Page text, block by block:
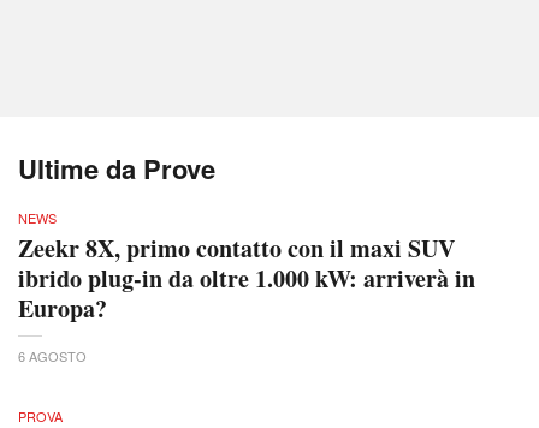
Ultime da Prove
NEWS
Zeekr 8X, primo contatto con il maxi SUV
ibrido plug-in da oltre 1.000 kW: arriverà in
Europa?
6 AGOSTO
PROVA